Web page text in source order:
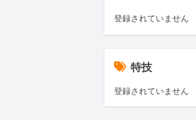
登録されていません
特技
登録されていません